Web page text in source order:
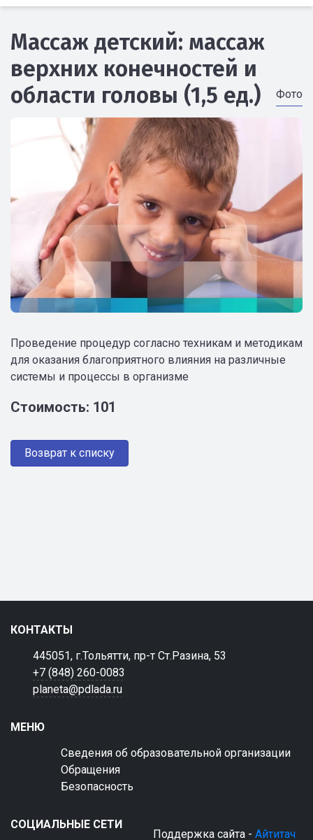
Массаж детский: массаж
верхних конечностей и
области головы (1,5 ед.)
Фото
Проведение процедур согласно техникам и методикам
для оказания благоприятного влияния на различные
системы и процессы в организме
Стоимость: 101
Возврат к списку
КОНТАКТЫ
445051, г.Тольятти, пр-т Ст.Разина, 53
+7 (848) 260-0083
planeta@pdlada.ru
МЕНЮ
Сведения об образовательной организации
Обращения
Безопасность
СОЦИАЛЬНЫЕ СЕТИ
Поддержка сайта - Айтитач